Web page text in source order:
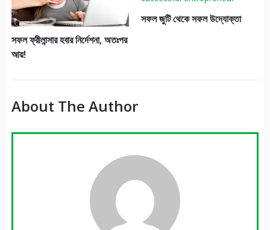
সফল ফ্রীলান্সার হবার নির্দেশনা, অতঃপর
আয়!
সফল জুটি থেকে সফল উদ্যোক্তা
About The Author